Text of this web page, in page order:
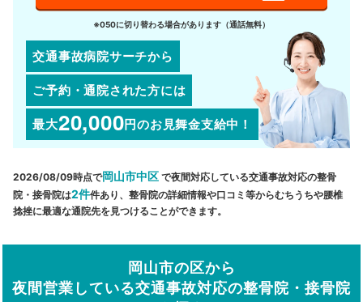
※050に切り替わる場合があります（通話無料）
交通事故病院サーチから
ご予約・通院された方には
最大20,000円のお見舞金支給中！
2026/08/09時点で岡山市中区 で夜間対応している交通事故対応の整骨
院・接骨院は2件件あり、整骨院の詳細情報や口コミ等からむちうちや腰椎
捻挫に最適な通院先を見つけることができます。
岡山市の区から
夜間営業している交通事故対応の整骨院・接骨院